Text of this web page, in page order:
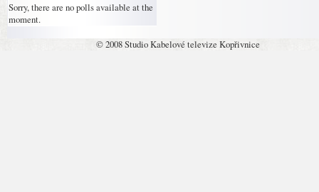
Sorry, there are no polls available at the
moment.
© 2008 Studio Kabelové televize Kopřivnice